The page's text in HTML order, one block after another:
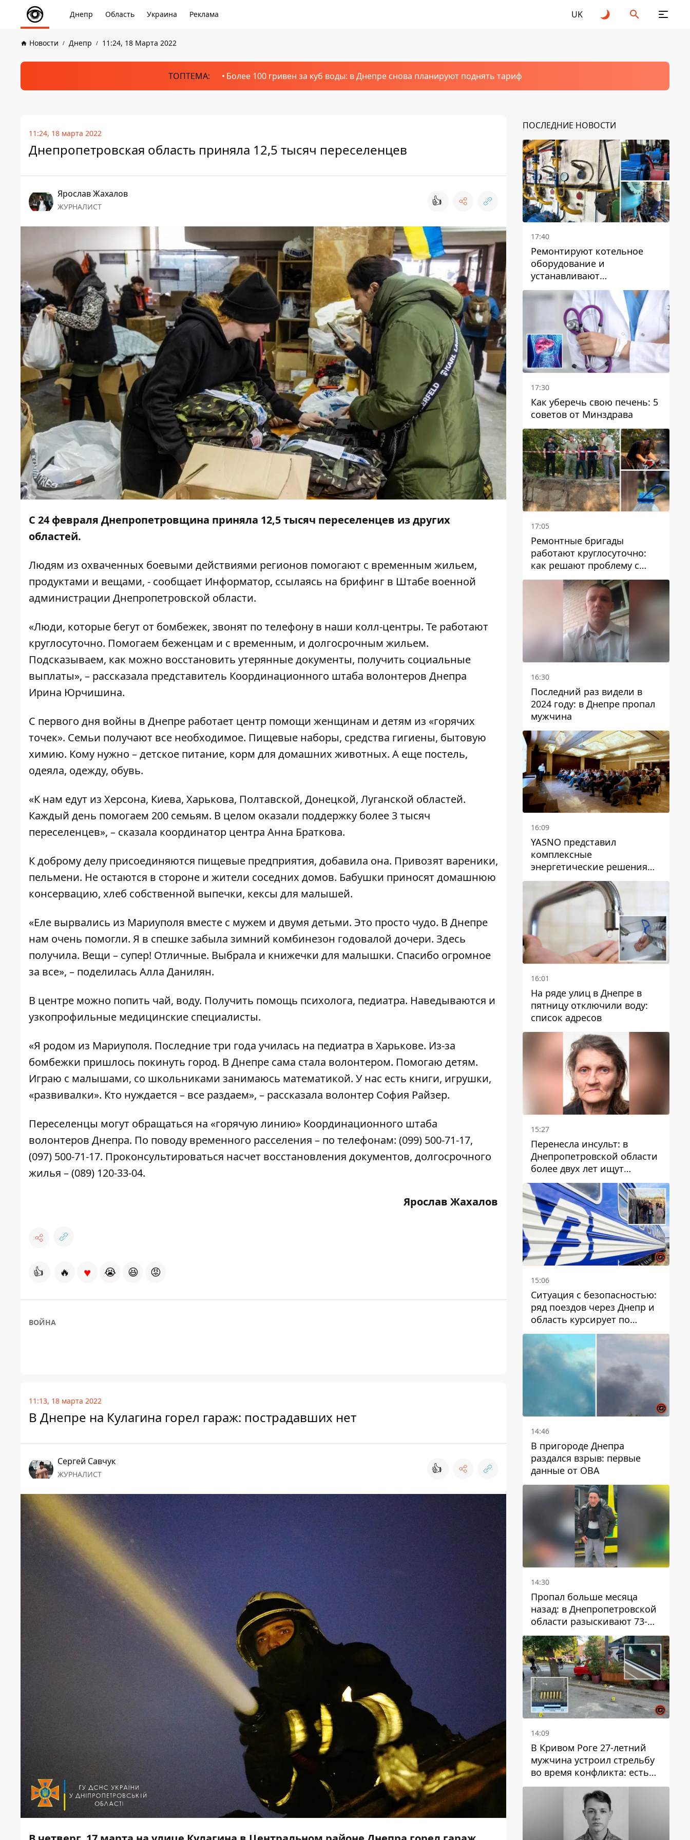
Днепр Область Украина Реклама UK
Новости Днепр 11:24, 18 Марта 2022
ТОПТЕМА: Более 100 гривен за куб воды: в Днепре снова планируют поднять тариф
11:24, 18 марта 2022
Днепропетровская область приняла 12,5 тысяч переселенцев
Ярослав Жахалов
ЖУРНАЛИСТ 👍
С 24 февраля Днепропетровщина приняла 12,5 тысяч переселенцев из других
областей.
Людям из охваченных боевыми действиями регионов помогают с временным жильем,
продуктами и вещами, - сообщает Информатор, ссылаясь на брифинг в Штабе военной
администрации Днепропетровской области.
«Люди, которые бегут от бомбежек, звонят по телефону в наши колл-центры. Те работают
круглосуточно. Помогаем беженцам и с временным, и долгосрочным жильем.
Подсказываем, как можно восстановить утерянные документы, получить социальные
выплаты», – рассказала представитель Координационного штаба волонтеров Днепра
Ирина Юрчишина.
С первого дня войны в Днепре работает центр помощи женщинам и детям из «горячих
точек». Семьи получают все необходимое. Пищевые наборы, средства гигиены, бытовую
химию. Кому нужно – детское питание, корм для домашних животных. А еще постель,
одеяла, одежду, обувь.
«К нам едут из Херсона, Киева, Харькова, Полтавской, Донецкой, Луганской областей.
Каждый день помогаем 200 семьям. В целом оказали поддержку более 3 тысяч
переселенцев», – сказала координатор центра Анна Браткова.
К доброму делу присоединяются пищевые предприятия, добавила она. Привозят вареники,
пельмени. Не остаются в стороне и жители соседних домов. Бабушки приносят домашнюю
консервацию, хлеб собственной выпечки, кексы для малышей.
«Еле вырвались из Мариуполя вместе с мужем и двумя детьми. Это просто чудо. В Днепре
нам очень помогли. Я в спешке забыла зимний комбинезон годовалой дочери. Здесь
получила. Вещи – супер! Отличные. Выбрала и книжечки для малышки. Спасибо огромное
за все», – поделилась Алла Данилян.
В центре можно попить чай, воду. Получить помощь психолога, педиатра. Наведываются и
узкопрофильные медицинские специалисты.
«Я родом из Мариуполя. Последние три года училась на педиатра в Харькове. Из-за
бомбежки пришлось покинуть город. В Днепре сама стала волонтером. Помогаю детям.
Играю с малышами, со школьниками занимаюсь математикой. У нас есть книги, игрушки,
«развивалки». Кто нуждается – все раздаем», – рассказала волонтер София Райзер.
Переселенцы могут обращаться на «горячую линию» Координационного штаба
волонтеров Днепра. По поводу временного расселения – по телефонам: (099) 500-71-17,
(097) 500-71-17. Проконсультироваться насчет восстановления документов, долгосрочного
жилья – (089) 120-33-04.
Ярослав Жахалов
👍 🔥 ♥ 😭 😆 😡
ВОЙНА
11:13, 18 марта 2022
В Днепре на Кулагина горел гараж: пострадавших нет
Сергей Савчук
ЖУРНАЛИСТ 👍
ПОСЛЕДНИЕ НОВОСТИ
17:40
Ремонтируют котельное
оборудование и
устанавливают
генераторные установки:
как в Днепре готовятся к
отопительному сезону
17:30
Как уберечь свою печень: 5
советов от Минздрава
17:05
Ремонтные бригады
работают круглосуточно:
как решают проблему с
водой в Марганецкой
громаде
16:30
Последний раз видели в
2024 году: в Днепре пропал
мужчина
16:09
YASNO представил
комплексные
энергетические решения
для бизнеса в Днепре
16:01
На ряде улиц в Днепре в
пятницу отключили воду:
список адресов
15:27
Перенесла инсульт: в
Днепропетровской области
более двух лет ищут
пропавшую женщину
15:06
Ситуация с безопасностью:
ряд поездов через Днепр и
область курсирует по
измененному маршруту, а
часть пути заменили
автобусами и электричками
14:46
В пригороде Днепра
раздался взрыв: первые
данные от ОВА
14:30
Пропал больше месяца
назад: в Днепропетровской
области разыскивают 73-
летнего мужчину
14:09
В Кривом Роге 27-летний
мужчина устроил стрельбу
во время конфликта: есть
раненый